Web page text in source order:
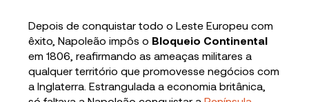
Depois de conquistar todo o Leste Europeu com
êxito, Napoleão impôs o Bloqueio Continental
em 1806, reafirmando as ameaças militares a
qualquer território que promovesse negócios com
a Inglaterra. Estrangulada a economia britânica,